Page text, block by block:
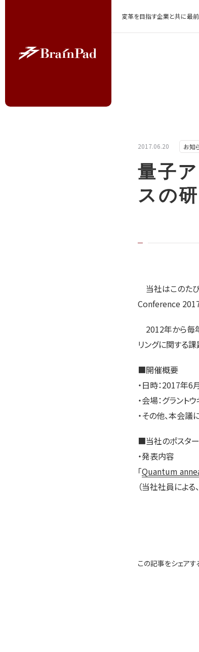
変革を目指す企業と共に最
2017.06.20 お知
量子
スの
当社はこのた
Conference 2017
2012年から毎
リングに関する
■開催概要
・日時：2017年6
・会場：グラント
・その他、本会議
■当社のポスター
・発表内容
「Quantum
（当社社員によ
この記事をシェアす